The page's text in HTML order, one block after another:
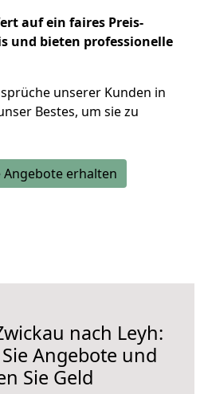
auf ein faires Preis-
und bieten professionelle
unserer Kunden in
Bestes, um sie zu
Angebote erhalten
nach Leyh:
Angebote und
Sie Geld